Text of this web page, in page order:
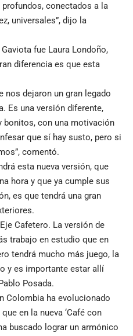
conectados a la
universales”, dijo la
fue Laura Londoño,
diferencia es que esta
nos dejaron un gran legado
Es una versión diferente,
con una motivación
que sí hay susto, pero si
comentó.
esta nueva versión, que
hora y que ya cumple sus
es que tendrá una gran
Cafetero. La versión de
trabajo en estudio que en
tendrá mucho más juego, la
y es importante estar allí
Posada.
Colombia ha evolucionado
en la nueva ‘Café con
buscado lograr un armónico